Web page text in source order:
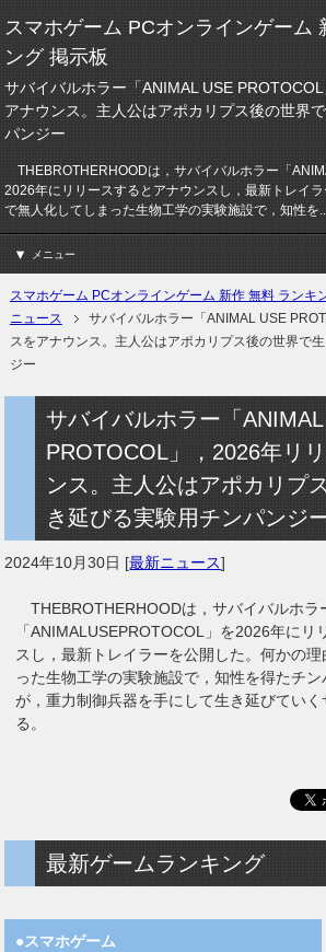
スマホゲーム PCオンラインゲーム
ング 掲示板
サバイバルホラー「ANIMAL USE
アナウンス。主人公はアポカリプス後の世界
パンジー
THEBROTHERHOODは，サバイバルホラー「
2026年にリリースするとアナウンスし，最新トレイ
で無人化してしまった生物工学の実験施設で，知性を...
メニュー
スマホゲーム PCオンラインゲーム 新作 無料 ランキ
ニュース
サバイバルホラー「ANIMAL USE
スをアナウンス。主人公はアポカリプス後の世界で
ジー
サバイバルホラー「
PROTOCOL」，2026年リ
ンス。主人公はアポカリプ
き延びる実験用チンパンジ
2024年10月30日 [最新ニュース]
THEBROTHERHOODは，サバイバルホラ
「ANIMALUSEPROTOCOL」を2026年にリ
スし，最新トレイラーを公開した。何かの理
った生物工学の実験施設で，知性を得たチン
が，重力制御兵器を手にして生き延びてい
る。
最新ゲームランキング
●スマホゲーム